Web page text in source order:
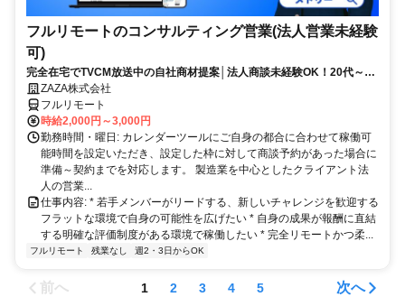
フルリモートのコンサルティング営業(法人営業未経験
可)
完全在宅でTVCM放送中の自社商材提案│法人商談未経験OK！20代～活
躍中◎顧客課題を解決する提案経験が積める環境
ZAZA株式会社
フルリモート
時給2,000円～3,000円
勤務時間・曜日: カレンダーツールにご自身の都合に合わせて稼働可
能時間を設定いただき、設定した枠に対して商談予約があった場合に
準備～契約までを対応します。 製造業を中心としたクライアント法
人の営業...
仕事内容: * 若手メンバーがリードする、新しいチャレンジを歓迎する
フラットな環境で自身の可能性を広げたい * 自身の成果が報酬に直結
する明確な評価制度がある環境で稼働したい * 完全リモートかつ柔...
フルリモート 残業なし 週2・3日からOK
前へ 1 2 3 4 5 次へ